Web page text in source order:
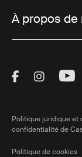
À propos de
VisitVisit
Politique juridique et
confidentialité de
Politique de cookies